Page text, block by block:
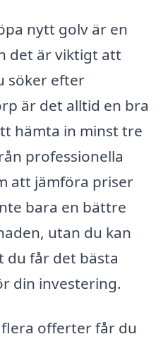
nytt golv är en
det är viktigt att
söker efter
är det alltid en bra
hämta in minst tre
professionella
att jämföra priser
bara en bättre
utan du kan
du får det bästa
din investering.
offerter får du